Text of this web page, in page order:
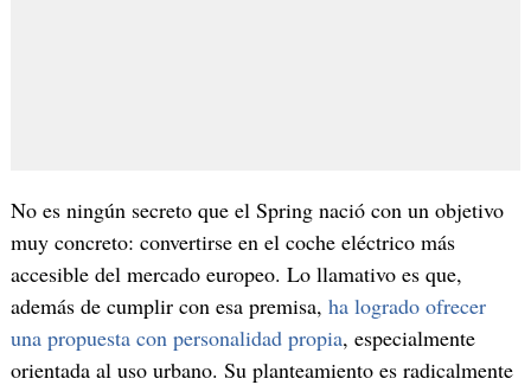
No es ningún secreto que el Spring nació con un objetivo
muy concreto: convertirse en el coche eléctrico más
accesible del mercado europeo. Lo llamativo es que,
además de cumplir con esa premisa, ha logrado ofrecer
una propuesta con personalidad propia, especialmente
orientada al uso urbano. Su planteamiento es radicalmente